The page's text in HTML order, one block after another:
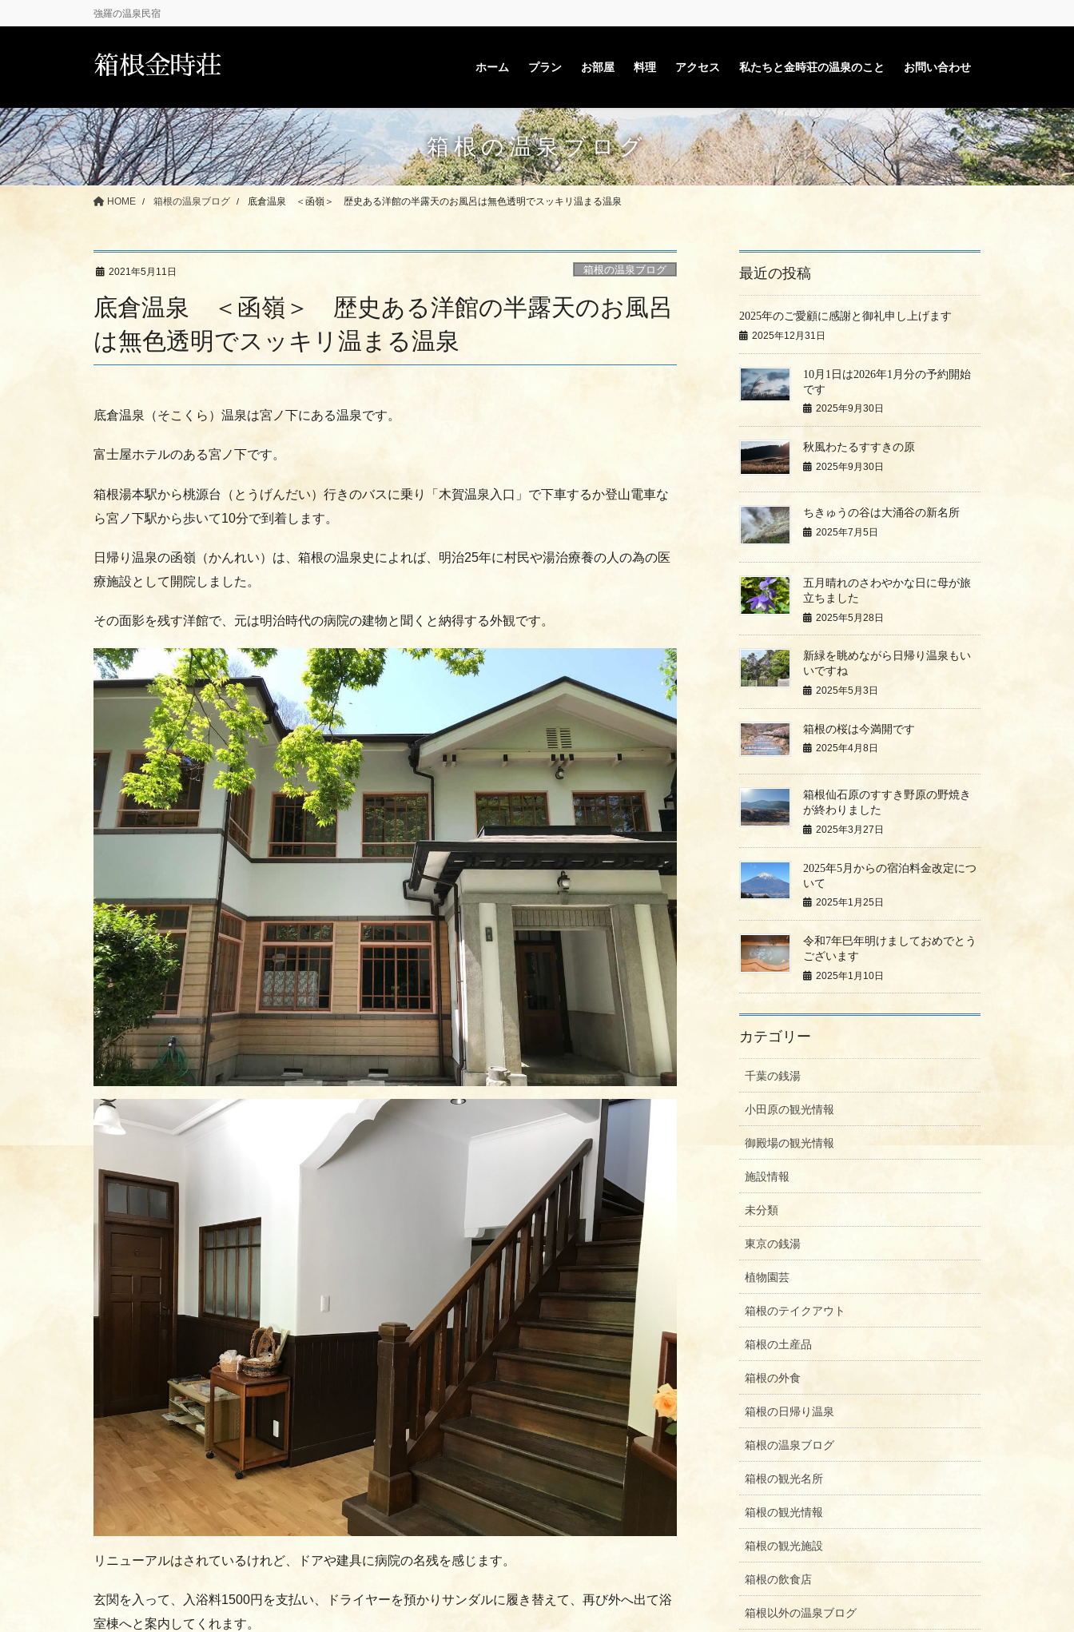
ン
移
動
ビ
ン
に
移
動
強羅の温泉民宿
箱根金時荘 ホーム プラン お部屋 料理 アクセス 私たちと金時荘の温泉のこと お問い合わせ
箱根の温泉ブログ
HOME 箱根の温泉ブログ 底倉温泉 ＜函嶺＞ 歴史ある洋館の半露天のお風呂は無色透明でスッキリ温まる温泉
2021年5月11日 箱根の温泉ブログ
底倉温泉 ＜函嶺＞ 歴史ある洋館の半露天のお風呂
は無色透明でスッキリ温まる温泉
底倉温泉（そこくら）温泉は宮ノ下にある温泉です。
富士屋ホテルのある宮ノ下です。
箱根湯本駅から桃源台（とうげんだい）行きのバスに乗り「木賀温泉入口」で下車するか登山電車な
ら宮ノ下駅から歩いて10分で到着します。
日帰り温泉の函嶺（かんれい）は、箱根の温泉史によれば、明治25年に村民や湯治療養の人の為の医
療施設として開院しました。
その面影を残す洋館で、元は明治時代の病院の建物と聞くと納得する外観です。
リニューアルはされているけれど、ドアや建具に病院の名残を感じます。
玄関を入って、入浴料1500円を支払い、ドライヤーを預かりサンダルに履き替えて、再び外へ出て浴
室棟へと案内してくれます。
最近の投稿
2025年のご愛顧に感謝と御礼申し上げます
2025年12月31日
10月1日は2026年1月分の予約開始
です
2025年9月30日
秋風わたるすすきの原
2025年9月30日
ちきゅうの谷は大涌谷の新名所
2025年7月5日
五月晴れのさわやかな日に母が旅
立ちました
2025年5月28日
新緑を眺めながら日帰り温泉もい
いですね
2025年5月3日
箱根の桜は今満開です
2025年4月8日
箱根仙石原のすすき野原の野焼き
が終わりました
2025年3月27日
2025年5月からの宿泊料金改定につ
いて
2025年1月25日
令和7年巳年明けましておめでとう
ございます
2025年1月10日
カテゴリー
千葉の銭湯
小田原の観光情報
御殿場の観光情報
施設情報
未分類
東京の銭湯
植物園芸
箱根のテイクアウト
箱根の土産品
箱根の外食
箱根の日帰り温泉
箱根の温泉ブログ
箱根の観光名所
箱根の観光情報
箱根の観光施設
箱根の飲食店
箱根以外の温泉ブログ